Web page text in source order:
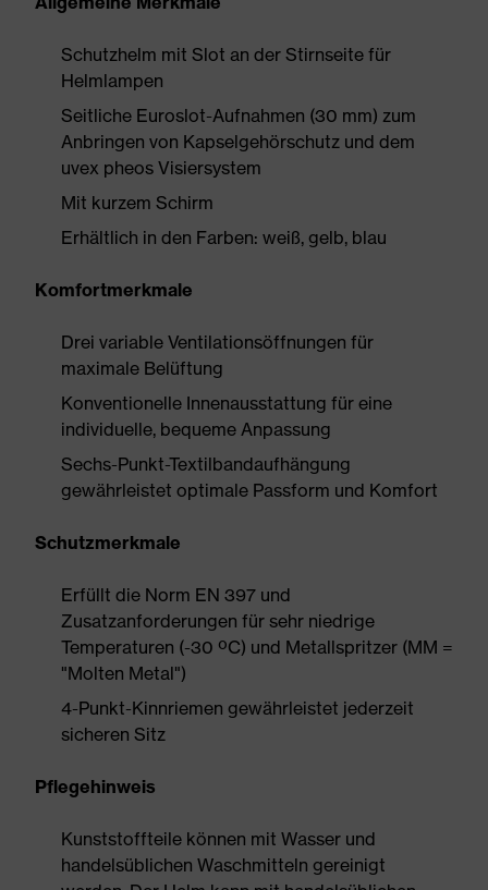
Schutzhelm mit Slot an der Stirnseite für
Helmlampen
Seitliche Euroslot-Aufnahmen (30 mm) zum
Anbringen von Kapselgehörschutz und dem
uvex pheos Visiersystem
Mit kurzem Schirm
Erhältlich in den Farben: weiß, gelb, blau
Komfortmerkmale
Drei variable Ventilationsöffnungen für
maximale Belüftung
Konventionelle Innenausstattung für eine
individuelle, bequeme Anpassung
Sechs-Punkt-Textilbandaufhängung
gewährleistet optimale Passform und Komfort
Schutzmerkmale
Erfüllt die Norm EN 397 und
Zusatzanforderungen für sehr niedrige
Temperaturen (-30 ºC) und Metallspritzer (MM =
"Molten Metal")
4-Punkt-Kinnriemen gewährleistet jederzeit
sicheren Sitz
Pflegehinweis
Kunststoffteile können mit Wasser und
handelsüblichen Waschmitteln gereinigt